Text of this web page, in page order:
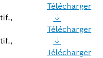
Télécharger
Télécharger
Télécharger